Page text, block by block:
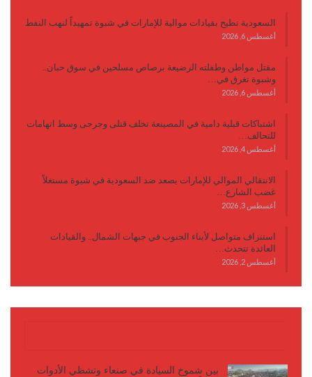
السعودية تطيح بقيادات موالية للإمارات في شبوة تمهيداً لنهب النفط
أغسطس 6, 2026
مقتل مواطن وطفلته الرضيعة برصاص مسلحين في سوق حبان..
وشبوة تغرق في…
أغسطس 6, 2026
اشتباكات قبلية دامية في المصينعة تخلف قتلى وجرحى وسط اتهامات
للتحالف…
أغسطس 4, 2026
الانتقالي الموالي للإمارات يصعد ضد السعودية في شبوة مستغلاً
غضب الشارع…
أغسطس 3, 2026
استنزاف متواصل لأبناء الجنوب في جبهات الشمال.. والقيادات
العائدة تتحدث…
أغسطس 2, 2026
بين شموخ السيادة في صنعاء وتشظي الأدوات